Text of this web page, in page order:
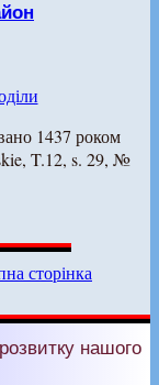
1437 роком
T.12, s. 29, №
сторінка
розвитку нашого